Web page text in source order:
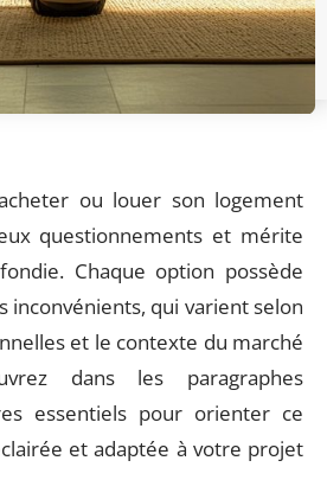
ou louer son logement
questionnements et mérite
Chaque option possède
inconvénients, qui varient selon
et le contexte du marché
dans les paragraphes
essentiels pour orienter ce
et adaptée à votre projet